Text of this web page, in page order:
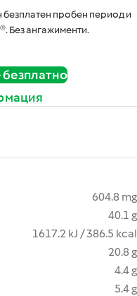
безплатен пробен период и
Без ангажименти.
безплатно
604.8 mg
40.1 g
1617.2 kJ / 386.5 kcal
20.8 g
4.4 g
5.4 g